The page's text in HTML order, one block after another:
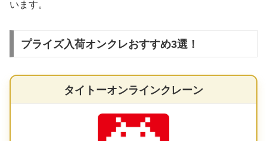
います。
プライズ入荷オンクレおすすめ3選！
タイトーオンラインクレーン